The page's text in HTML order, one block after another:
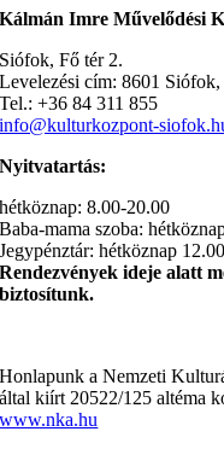
Kálmán Imre Művelődési
Siófok, Fő tér 2.
Levelezési cím: 8601 Siófok,
Tel.: +36 84 311 855
info@kulturkozpont-
Nyitvatartás:
hétköznap: 8.00-20.00
Baba-mama szoba:
Jegypénztár: hétköznap
Rendezvények ideje alatt
biztosítunk.
Honlapunk a Nemzeti
által kiírt 20522/125 altéma
www.nka.hu